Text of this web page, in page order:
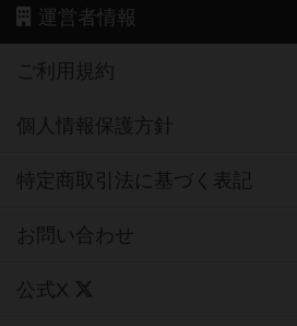
運営者情報
ご利用規約
個人情報保護方針
特定商取引法に基づく表記
お問い合わせ
公式X